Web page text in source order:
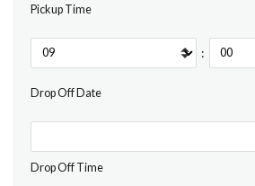
Pickup Time
:
Drop Off Date
Drop Off Time